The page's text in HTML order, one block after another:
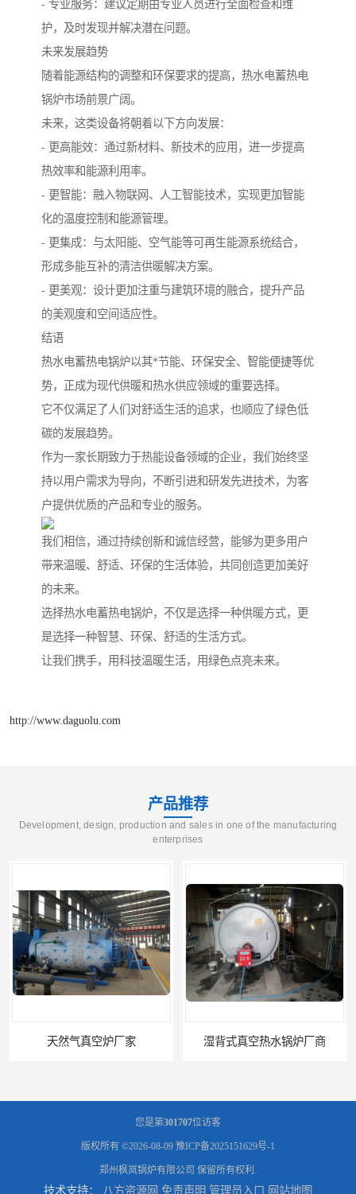
- 专业服务：建议定期由专业人员进行全面检查和维
护，及时发现并解决潜在问题。
未来发展趋势
随着能源结构的调整和环保要求的提高，热水电蓄热电
锅炉市场前景广阔。
未来，这类设备将朝着以下方向发展：
- 更高能效：通过新材料、新技术的应用，进一步提高
热效率和能源利用率。
- 更智能：融入物联网、人工智能技术，实现更加智能
化的温度控制和能源管理。
- 更集成：与太阳能、空气能等可再生能源系统结合，
形成多能互补的清洁供暖解决方案。
- 更美观：设计更加注重与建筑环境的融合，提升产品
的美观度和空间适应性。
结语
热水电蓄热电锅炉以其*节能、环保安全、智能便捷等优
势，正成为现代供暖和热水供应领域的重要选择。
它不仅满足了人们对舒适生活的追求，也顺应了绿色低
碳的发展趋势。
作为一家长期致力于热能设备领域的企业，我们始终坚
持以用户需求为导向，不断引进和研发先进技术，为客
户提供优质的产品和专业的服务。
我们相信，通过持续创新和诚信经营，能够为更多用户
带来温暖、舒适、环保的生活体验，共同创造更加美好
的未来。
选择热水电蓄热电锅炉，不仅是选择一种供暖方式，更
是选择一种智慧、环保、舒适的生活方式。
让我们携手，用科技温暖生活，用绿色点亮未来。
http://www.daguolu.com
产品推荐
Development, design, production and sales in one of the manufacturing
enterprises
湿背式真空热水锅炉厂商
您是第301707位访客
版权所有 ©2026-08-09 豫ICP备2025151629号-1
郑州枫岚锅炉有限公司 保留所有权利.
技术支持： 八方资源网 免责声明 管理员入口 网站地图